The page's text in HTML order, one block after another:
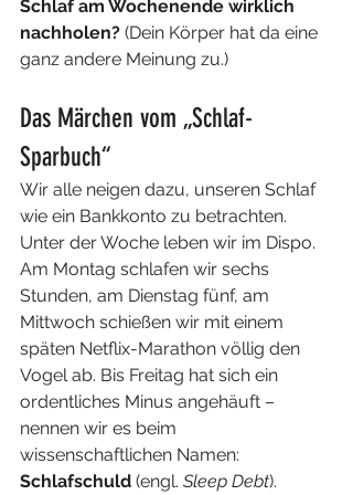
Schlaf am Wochenende wirklich
nachholen? (Dein Körper hat da eine
ganz andere Meinung zu.)
Das Märchen vom „Schlaf-
Sparbuch“
Wir alle neigen dazu, unseren Schlaf
wie ein Bankkonto zu betrachten.
Unter der Woche leben wir im Dispo.
Am Montag schlafen wir sechs
Stunden, am Dienstag fünf, am
Mittwoch schießen wir mit einem
späten Netflix-Marathon völlig den
Vogel ab. Bis Freitag hat sich ein
ordentliches Minus angehäuft –
nennen wir es beim
wissenschaftlichen Namen:
Schlafschuld (engl. Sleep Debt).